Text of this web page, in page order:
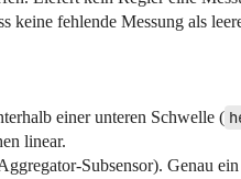
fehlende Messung als
einer unteren Schwelle (
linear.
Subsensor). Genau